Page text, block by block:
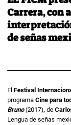
Carrera, con
de señas
El Festival
programa Cine para
Bruno(2017), de
Lengua de señas